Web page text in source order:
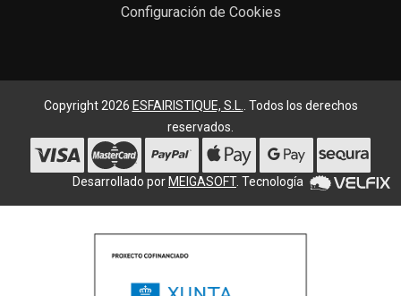
Configuración de Cookies
Copyright 2026 ESFAIRISTIQUE, S.L.
. Todos los derechos
reservados.
Desarrollado por MEIGASOFT. Tecnología